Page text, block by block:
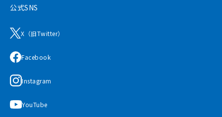
公式SNS
X（旧Twitter）
Facebook
Instagram
YouTube